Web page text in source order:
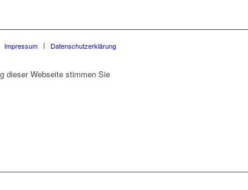
Impressum Datenschutzerklärung
dieser Webseite stimmen Sie